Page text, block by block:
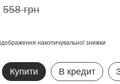
558 грн
накопичувальної знижки
Купити В кредит